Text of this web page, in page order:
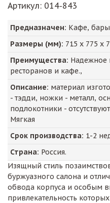
Артикул: 014-843
Предназначен: Кафе,
Размеры (мм): 715 х 775 х
Преимущества: Надежное
ресторанов и кафе.,
Описание: материал
- тэдди, ножки - металл,
подлокотники -
Мягкая
Срок производства: 1-2
Страна: Россия.
Изящный стиль
буржуазного салона и
обвода корпуса и особым
привлекательность